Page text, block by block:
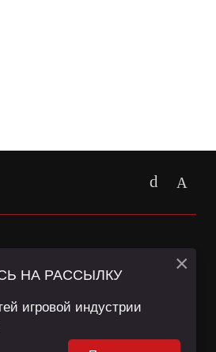
сайта и сервис «Яндекс
и
НА РАССЫЛКУ
игровой индустрии
×